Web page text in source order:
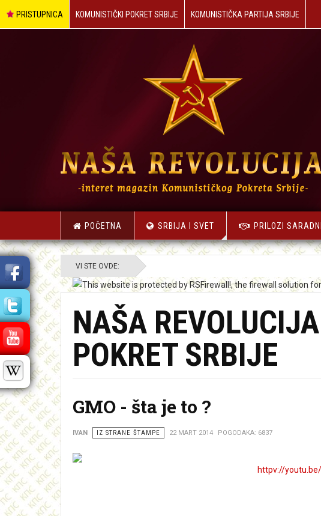
PRISTUPNICA KOMUNISTIČKI POKRET SRBIJE KOMUNISTIČKA PARTIJA SRBIJE
POČETNA SRBIJA I SVET PRILOZI
VI STE OVDE:
NAŠA
POKRET SRBIJE
GMO - šta je to ?
IVAN IZ STRANE ŠTAMPE 22 MART 2014 POGODAKA: 6837
httpv://